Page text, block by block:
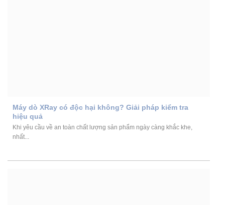
Máy dò XRay có độc hại không? Giải pháp kiểm tra
hiệu quả
Khi yêu cầu về an toàn chất lượng sản phẩm ngày càng khắc khe,
nhất...